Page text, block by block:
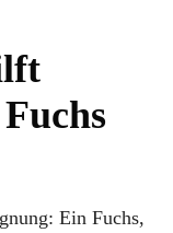
Ein Fuchs,